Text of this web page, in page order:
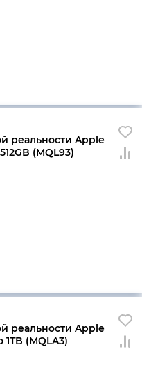
реальности Apple
(MQL93)
реальности Apple
1TB (MQLA3)